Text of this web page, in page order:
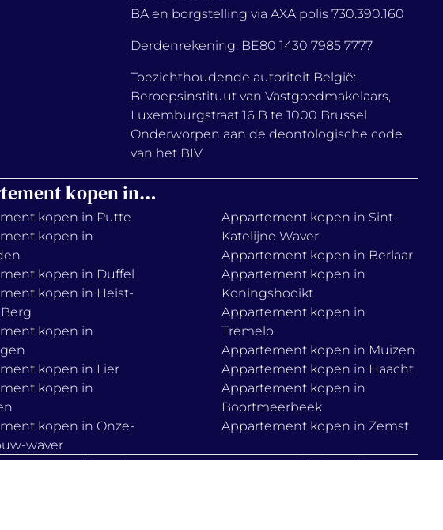
BA en borgstelling via AXA polis 730.390.160
Derdenrekening: BE80 1430 7985 7777
Toezichthoudende autoriteit België:
Beroepsinstituut van Vastgoedmakelaars,
Luxemburgstraat 16 B te 1000 Brussel
Onderworpen aan de deontologische code
van het BIV
kopen in…
kopen in Putte
kopen in
kopen in Duffel
kopen in Heist-
kopen in
kopen in Lier
kopen in
kopen in Onze-
waver
Appartement kopen in Sint-
Katelijne Waver
Appartement kopen in Berlaar
Appartement kopen in
Koningshooikt
Appartement kopen in
Tremelo
Appartement kopen in Muizen
Appartement kopen in Haacht
Appartement kopen in
Boortmeerbeek
Appartement kopen in Zemst
cookie policy cookies instellen